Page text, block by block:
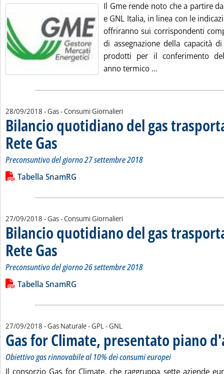
Il Gme rende noto che a partire
e GNL Italia, in linea con le
offriranno sui corrispondenti
di assegnazione della capacità di
prodotti per il conferimento
anno termico ...
28/09/2018 - Gas - Consumi Giornalieri
Bilancio quotidiano del gas
Rete Gas . Sottotitolo: Preconsuntivo del giorno 27 settembre 2018
. Pubblicata venerdì 28 settembre 2018 alle 15.3.
Preconsuntivo del giorno 27 settembre 2018
Leggi tutta la notizia: 'Bilancio quotidiano del gas
Lista allegati PDF alla notizia
Tabella SnamRG
27/09/2018 - Gas - Consumi Giornalieri
Bilancio quotidiano del gas
Rete Gas . Sottotitolo: Preconsuntivo del giorno 26 settembre 2018
. Pubblicata giovedì 27 settembre 2018 alle 13.18.
Preconsuntivo del giorno 26 settembre 2018
Leggi tutta la notizia: 'Bilancio quotidiano del gas
Lista allegati PDF alla notizia
Tabella SnamRG
27/09/2018 - Gas Naturale - GPL - GNL
Gas for Climate, presentato piano
Obiettivo gas rinnovabile al 10% dei consumi europei
Il consorzio Gas for Climate, che raggruppa sette aziende